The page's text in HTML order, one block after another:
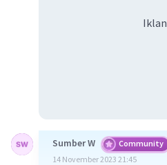
Iklan
Sumber W Community
14 November 2023 21:45